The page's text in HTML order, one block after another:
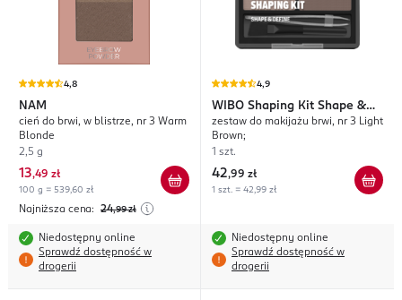
4,8
NAM
cień do brwi, w blistrze, nr 3 Warm
Blonde
2,5 g
13,49 zł
100 g = 539,60 zł
Najniższa cena: 24,99 zł
Niedostępny online
Sprawdź dostępność w
drogerii
4,9
WIBO Shaping Kit Shape &
Define
zestaw do makijażu brwi, nr 3 Light
Brown;
1 szt.
42,99 zł
1 szt. = 42,99 zł
Niedostępny online
Sprawdź dostępność w
drogerii